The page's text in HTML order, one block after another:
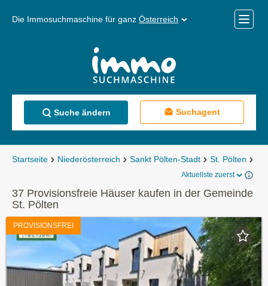
Die Immosuchmaschine für ganz Österreich
Menü
Suche ändern Suchagent
Startseite Niederösterreich Sankt Pölten-Stadt St. Pölten
Aktuellste zuerst
37 Provisionsfreie Häuser kaufen in der Gemeinde
St. Pölten
PROVISIONSFREI